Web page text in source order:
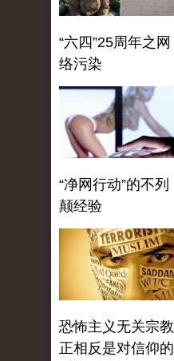
“六四”25周年之网
络污染
“净网行动”的不列
颠经验
恐怖主义无关宗教
正相反是对信仰的